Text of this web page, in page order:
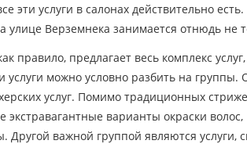
эти услуги в салонах действительно
улице Верземнека занимается отнюдь не
правило, предлагает весь комплекс
услуги можно условно разбить на группы.
услуг. Помимо традиционных
экстравагантные варианты окраски
Другой важной группой являются услуги,